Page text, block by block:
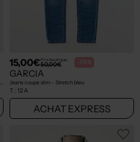
Chemise manches longues - Poignets boutonnés bleu
15,00€Prix boutique :
50,00€ -70%
GARCIA
Jeans coupe slim - Stretch bleu
T : 12 A
ACHAT EXPRESS